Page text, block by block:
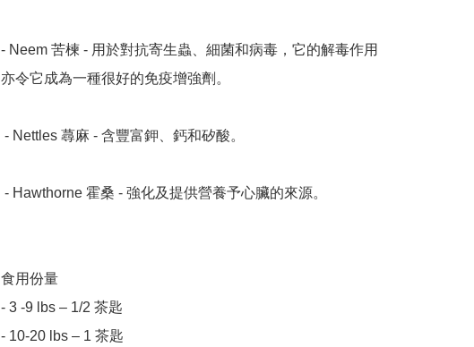
- Neem 苦楝 - 用於對抗寄生蟲、細菌和病毒，它的解毒作用
亦令它成為一種很好的免疫增強劑。
食用份量
- 3 -9 lbs – 1/2 茶匙
- 10-20 lbs – 1 茶匙